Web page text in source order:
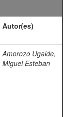
Autor(es)
Amorozo Ugalde,
Miguel Esteban